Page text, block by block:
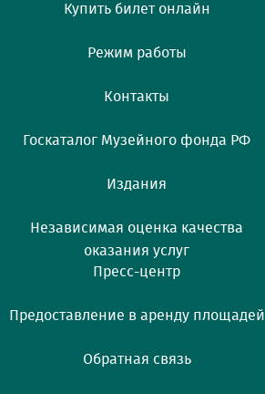
Купить билет онлайн
Режим работы
Контакты
Госкаталог Музейного фонда РФ
Издания
Независимая оценка качества
оказания услуг
Пресс-центр
Предоставление в аренду площадей
Обратная связь